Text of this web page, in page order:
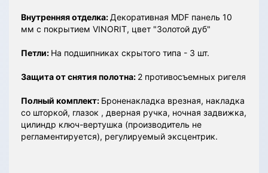
Внутренняя отделка: Декоративная MDF панель 10
мм с покрытием VINORIT, цвет "Золотой дуб"
Петли: На подшипниках скрытого типа - 3 шт.
Защита от снятия полотна: 2 противосъемных ригеля
Полный комплект: Броненакладка врезная, накладка
со шторкой, глазок , дверная ручка, ночная задвижка,
цилиндр ключ-вертушка (производитель не
регламентируется), регулируемый эксцентрик.